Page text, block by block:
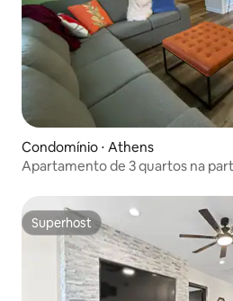
Condomínio ⋅ Athens
Apartamento de 3 quartos na
Superhost
Superhost